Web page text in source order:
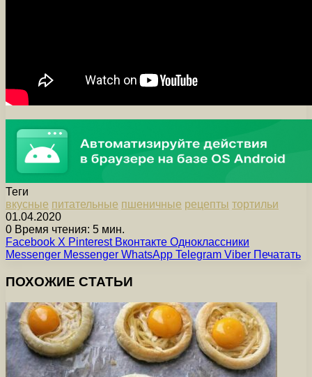
Теги
вкусные питательные пшеничные рецепты тортильи
01.04.2020
0 Время чтения: 5 мин.
Facebook X Pinterest Вконтакте Одноклассники
Messenger Messenger WhatsApp Telegram Viber Печатать
ПОХОЖИЕ СТАТЬИ